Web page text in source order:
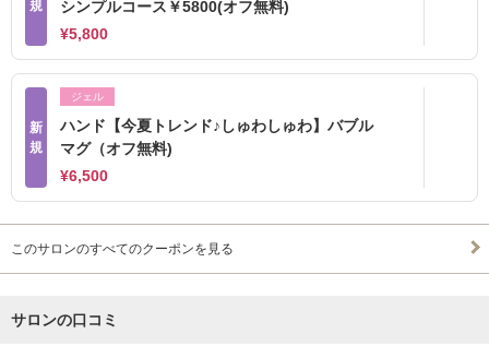
規
シンプルコース￥5800(オフ無料)
¥5,800
新
規
ジェル
ハンド【今夏トレンド♪しゅわしゅわ】バブル
マグ（オフ無料)
¥6,500
このサロンのすべてのクーポンを見る
サロンの口コミ